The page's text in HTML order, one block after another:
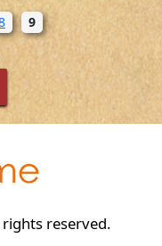
9
reserved.